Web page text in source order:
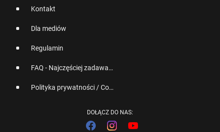
Kontakt
Dla mediów
Regulamin
FAQ - Najczęściej zadawane pytania
Polityka prywatności / Cookies
DOŁĄCZ DO NAS: